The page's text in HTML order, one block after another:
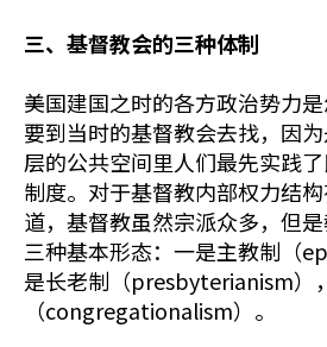
三、基督教会的三种体制
美国建国之时的各方政治势力
要到当时的基督教会去找，因
层的公共空间里人们最先实践
制度。对于基督教内部权力结
道，基督教虽然宗派众多，但
三种基本形态：一是主教制（
是长老制（presbyterianism）
（congregationalism）。